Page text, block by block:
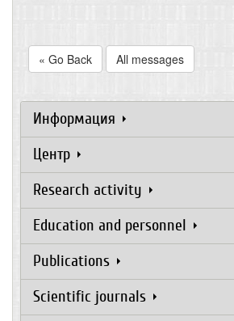
« Go Back All messages
Информация
Центр
Research activity
Education and personnel
Publications
Scientific journals